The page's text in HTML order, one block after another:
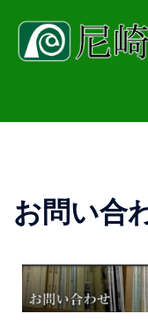
お問い合